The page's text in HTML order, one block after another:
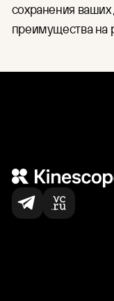
сохранения ваших
преимущества на